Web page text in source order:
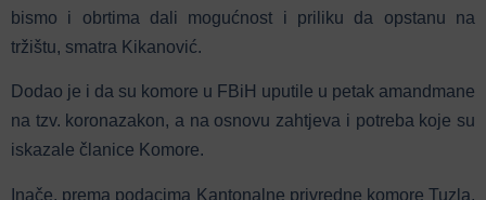
bismo i obrtima dali mogućnost i priliku da opstanu na
tržištu, smatra Kikanović.
Dodao je i da su komore u FBiH uputile u petak amandmane
na tzv. koronazakon, a na osnovu zahtjeva i potreba koje su
iskazale članice Komore.
Inače, prema podacima Kantonalne privredne komore Tuzla,